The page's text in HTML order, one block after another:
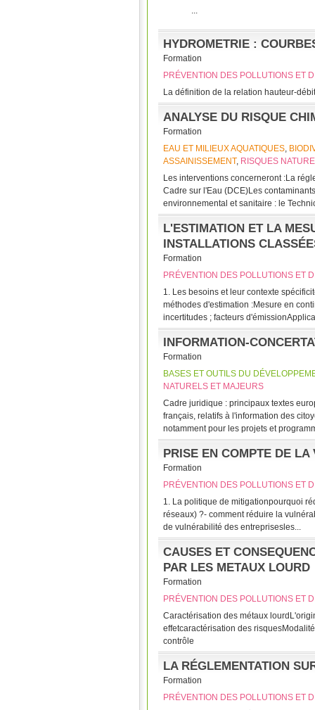
...
HYDROMETRIE :
Formation
PRÉVENTION DES POLLUTIONS ET
La définition de la relation hauteur-
ANALYSE DU RISQUE
Formation
EAU ET MILIEUX AQUATIQUES,
ASSAINISSEMENT, RISQUES
Les interventions concerneront :La
Cadre sur l'Eau (DCE)Les
environnemental et sanitaire : le
L'ESTIMATION ET LA
INSTALLATIONS
Formation
PRÉVENTION DES POLLUTIONS ET
1. Les besoins et leur contexte
méthodes d'estimation :Mesure en
incertitudes ; facteurs
INFORMATION-
Formation
BASES ET OUTILS DU
NATURELS ET MAJEURS
Cadre juridique : principaux textes
français, relatifs à l'information des
notamment pour les projets et
PRISE EN COMPTE DE
Formation
PRÉVENTION DES POLLUTIONS ET
1. La politique de mitigationpourquoi
réseaux) ?- comment réduire la
de vulnérabilité des entreprisesles...
CAUSES ET
PAR LES METAUX LOURD
Formation
PRÉVENTION DES POLLUTIONS ET
Caractérisation des métaux
effetcaractérisation des
contrôle
LA RÉGLEMENTATION
Formation
PRÉVENTION DES POLLUTIONS ET